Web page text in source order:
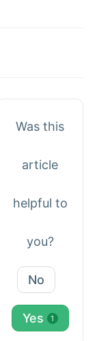
Was this
article
helpful to
you?
No
Yes 1